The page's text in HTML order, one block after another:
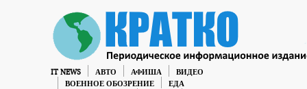
IT NEWS АВТО АФИША
ВИДЕО
ВОЕННОЕ ОБОЗРЕНИЕ
ЕДА